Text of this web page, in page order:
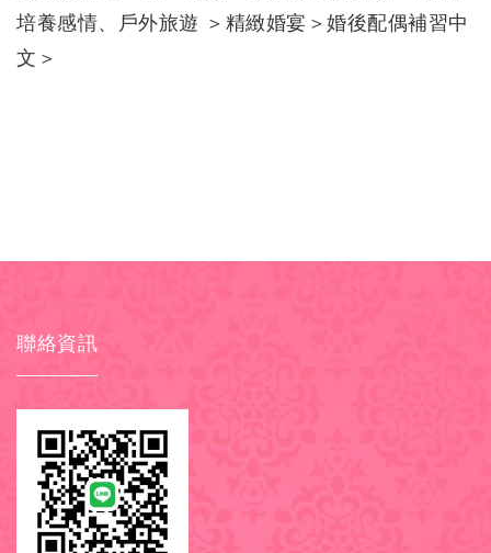
培養感情、戶外旅遊 ＞精緻婚宴＞婚後配偶補習中
文＞
聯絡資訊